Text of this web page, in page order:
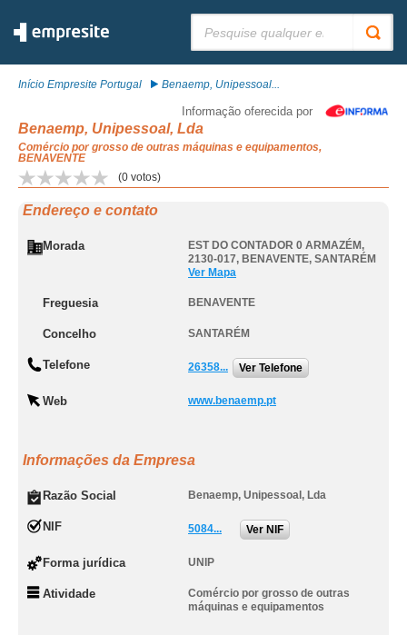
Início Empresite Portugal Benaemp, Unipessoal...
Informação oferecida por
Benaemp, Unipessoal, Lda
Comércio por grosso de outras máquinas e equipamentos,
BENAVENTE
(0 votos)
Endereço e contato
Morada
EST DO CONTADOR 0 ARMAZÉM,
2130-017, BENAVENTE, SANTARÉM
Ver Mapa
Freguesia BENAVENTE
Concelho SANTARÉM
Telefone 26358... Ver Telefone
Web www.benaemp.pt
Informações da Empresa
Razão Social Benaemp, Unipessoal, Lda
NIF 5084... Ver NIF
Forma jurídica UNIP
Atividade
Comércio por grosso de outras
máquinas e equipamentos